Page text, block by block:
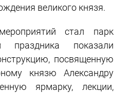
великого князя.
стал парк
праздника показали
посвященную
князю Александру
ярмарку, лекции,